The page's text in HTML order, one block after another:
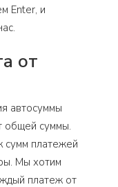
Enter, и
от
автосуммы
общей суммы.
сумм платежей
Мы хотим
платеж от